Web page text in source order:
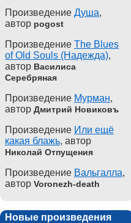
Произведение Душа,
автор pogost
Произведение The Blues
of Old Souls (Надежда),
автор Василиса
Серебряная
Произведение Мурман,
автор Дмитрий Новиковъ
Произведение Или ещё
какая блажь, автор
Николай Отпущения
Произведение Вальгалла,
автор Voronezh-death
Новые произведения